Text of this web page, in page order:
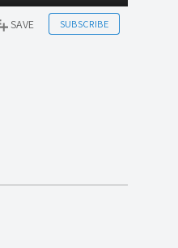
SAVE SUBSCRIBE